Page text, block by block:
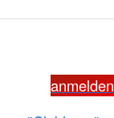
anmelden